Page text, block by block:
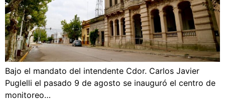
Bajo el mandato del intendente Cdor. Carlos Javier
Puglelli el pasado 9 de agosto se inauguró el centro de
monitoreo…